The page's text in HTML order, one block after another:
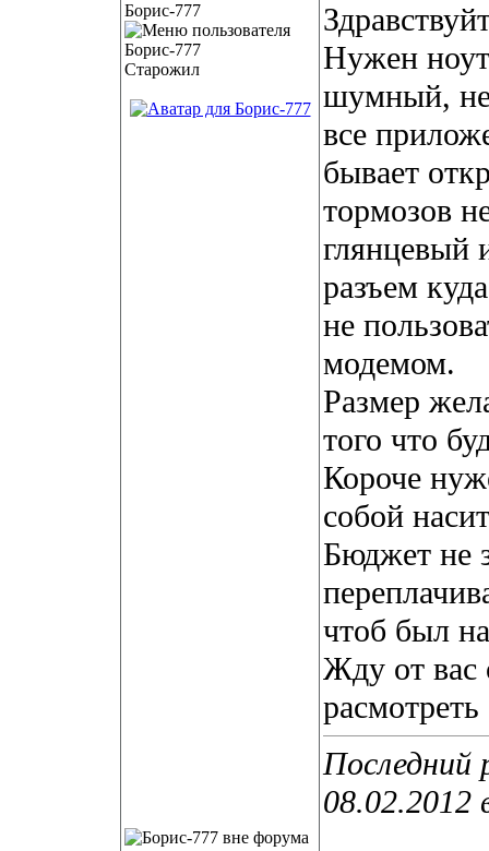
Борис-777
Старожил
Нужен
шумный, не
все
бывает
тормозов
глянцевый
разъем
не
модемом.
Размер
того что
Короче
собой
Бюджет не
чтоб был
Жду от вас
расмотреть
Последний
08.02.2012